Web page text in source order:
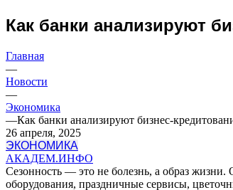
Как банки анализируют
Главная
—
Новости
—
Экономика
—Как банки анализируют
26 апреля, 2025
ЭКОНОМИКА
АКАДЕМ.ИНФО
Сезонность — это не болезнь, а образ
оборудования, праздничные сервисы,